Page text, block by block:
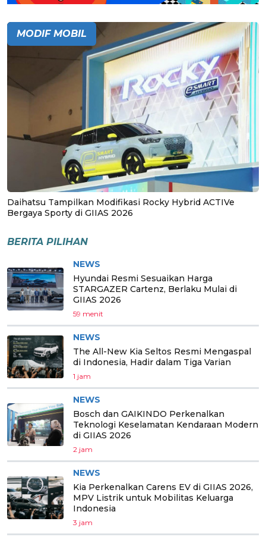
MODIF MOBIL
Daihatsu Tampilkan Modifikasi Rocky Hybrid ACTIVe
Bergaya Sporty di GIIAS 2026
BERITA PILIHAN
NEWS
Hyundai Resmi Sesuaikan Harga
STARGAZER Cartenz, Berlaku Mulai di
GIIAS 2026
59 menit
NEWS
The All-New Kia Seltos Resmi Mengaspal
di Indonesia, Hadir dalam Tiga Varian
1 jam
NEWS
Bosch dan GAIKINDO Perkenalkan
Teknologi Keselamatan Kendaraan Modern
di GIIAS 2026
2 jam
NEWS
Kia Perkenalkan Carens EV di GIIAS 2026,
MPV Listrik untuk Mobilitas Keluarga
Indonesia
3 jam